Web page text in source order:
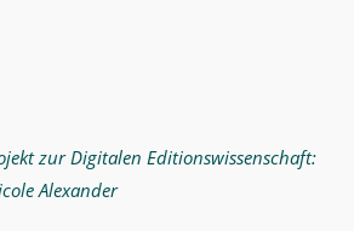
zur Digitalen Editionswissenschaft:
Alexander